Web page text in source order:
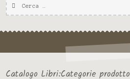
per:
Catalogo Libri:Categorie prodotto